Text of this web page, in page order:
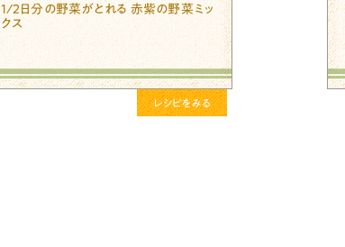
1/2日分の野菜がとれる 赤紫の野菜ミッ
クス
レシピをみる